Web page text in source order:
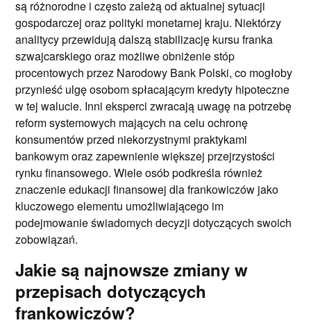
są różnorodne i często zależą od aktualnej sytuacji
gospodarczej oraz polityki monetarnej kraju. Niektórzy
analitycy przewidują dalszą stabilizację kursu franka
szwajcarskiego oraz możliwe obniżenie stóp
procentowych przez Narodowy Bank Polski, co mogłoby
przynieść ulgę osobom spłacającym kredyty hipoteczne
w tej walucie. Inni eksperci zwracają uwagę na potrzebę
reform systemowych mających na celu ochronę
konsumentów przed niekorzystnymi praktykami
bankowym oraz zapewnienie większej przejrzystości
rynku finansowego. Wiele osób podkreśla również
znaczenie edukacji finansowej dla frankowiczów jako
kluczowego elementu umożliwiającego im
podejmowanie świadomych decyzji dotyczących swoich
zobowiązań.
Jakie są najnowsze zmiany w
przepisach dotyczących
frankowiczów?